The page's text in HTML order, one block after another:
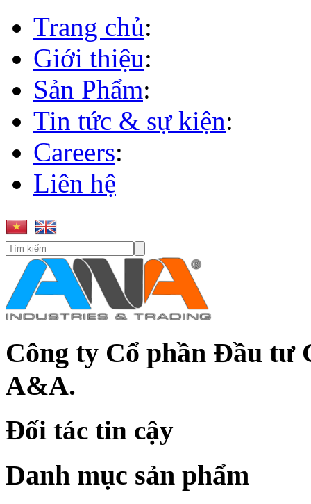
Trang chủ:
Giới thiệu:
Sản Phẩm:
Tin tức & sự kiện:
Careers:
Liên hệ
Công ty Cổ phần Đầu tư
A&A.
Đối tác tin cậy
Danh mục sản phẩm